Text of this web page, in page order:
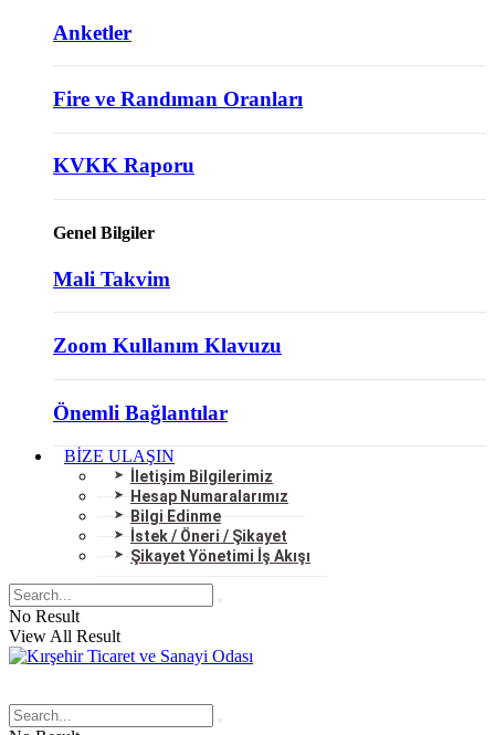
Anketler
Fire ve Randıman Oranları
KVKK Raporu
Genel Bilgiler
Mali Takvim
Zoom Kullanım Klavuzu
Önemli Bağlantılar
BİZE ULAŞIN
İletişim Bilgilerimiz
Hesap Numaralarımız
Bilgi Edinme
İstek / Öneri / Şikayet
Şikayet Yönetimi İş Akışı
No Result
View All Result